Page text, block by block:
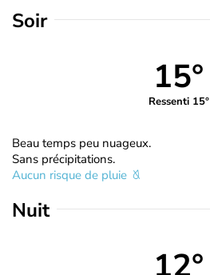
Soir
15°
Ressenti 15°
Beau temps peu nuageux.
Sans précipitations.
Aucun risque de pluie
Nuit